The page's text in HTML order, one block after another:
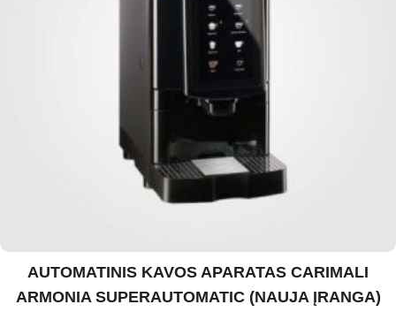
AUTOMATINIS KAVOS APARATAS CARIMALI
ARMONIA SUPERAUTOMATIC (NAUJA ĮRANGA)